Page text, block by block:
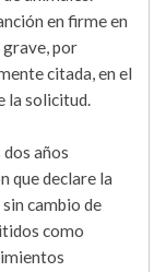
en firme en
por
citada, en el
la solicitud.
años
que declare la
cambio de
como